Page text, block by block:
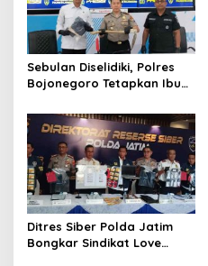
o
s
Sebulan Diselidiki, Polres
Bojonegoro Tetapkan Ibu
Tersangka Dugaan Aborsi
Ditres Siber Polda Jatim
Bongkar Sindikat Love